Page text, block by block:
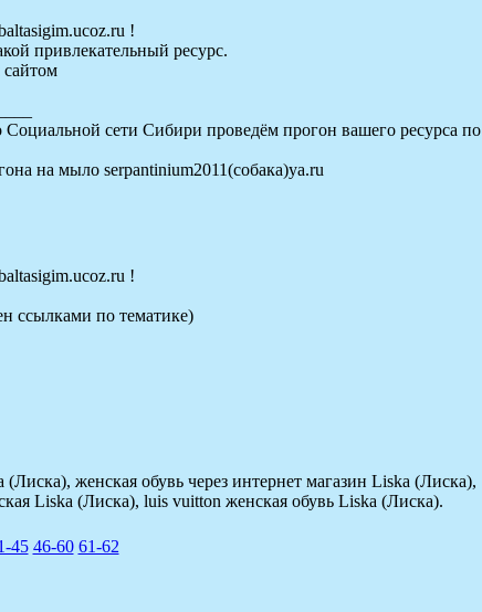
!
привлекательный ресурс.
сети Сибири проведём прогон вашего ресурса по
на мыло serpantinium2011(собака)ya.ru
!
ссылками по тематике)
женская обувь через интернет магазин Liska (Лиска),
Liska (Лиска), luis vuitton женская обувь Liska (Лиска).
45 46-60 61-62